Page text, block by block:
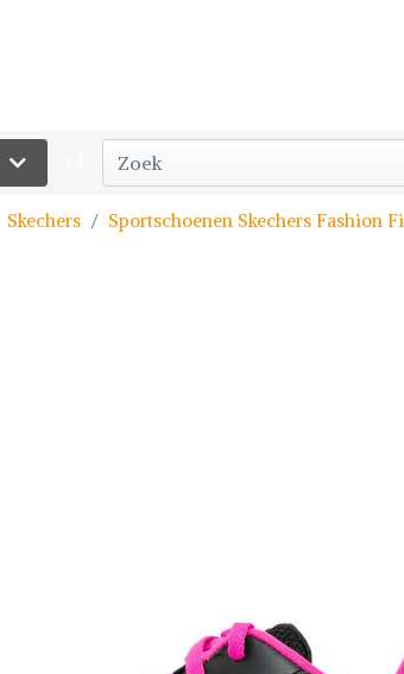
Skechers Sportschoenen Skechers Fashion